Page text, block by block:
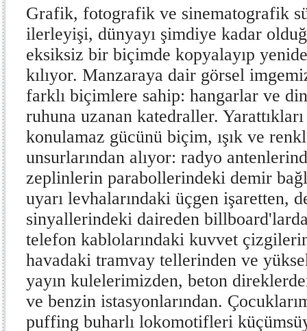
Grafik, fotografik ve sinematografik
ilerleyişi, dünyayı şimdiye kadar
eksiksiz bir biçimde kopyalayıp
kılıyor. Manzaraya dair görsel
farklı biçimlere sahip: hangarlar ve
ruhuna uzanan katedraller.
konulamaz gücünü biçim, ışık ve
unsurlarından alıyor: radyo
zeplinlerin parabollerindeki demir
uyarı levhalarındaki üçgen işaretten,
sinyallerindeki daireden
telefon kablolarındaki kuvvet
havadaki tramvay tellerinden ve
yayın kulelerimizden, beton
ve benzin istasyonlarından.
puffing buharlı lokomotifleri